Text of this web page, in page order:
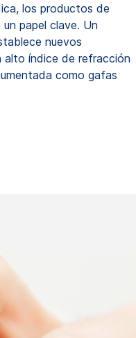
los productos de
papel clave. Un
nuevos
alto índice de refracción
como gafas